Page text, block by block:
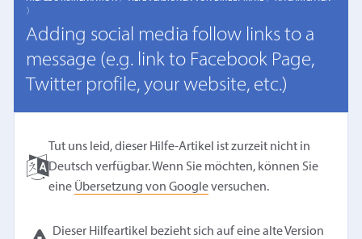
〉
Adding social media follow links to a
message (e.g. link to Facebook Page,
Twitter profile, your website, etc.)
Tut uns leid, dieser Hilfe-Artikel ist zurzeit nicht in
Deutsch verfügbar. Wenn Sie möchten, können Sie
eine Übersetzung von Googleversuchen.
Dieser Hilfeartikel bezieht sich auf eine alte Version